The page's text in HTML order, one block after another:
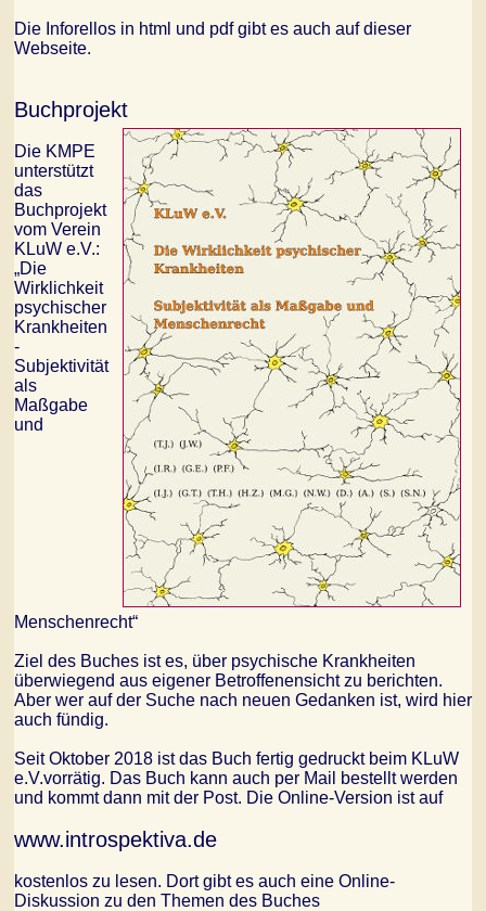
Die Inforellos in html und pdf gibt es auch auf dieser
Webseite.
Buchprojekt
Die KMPE
unterstützt
das
Buchprojekt
vom Verein
KLuW e.V.:
„Die
Wirklichkeit
psychischer
Krankheiten
-
Subjektivität
als
Maßgabe
und
Menschenrecht“
Ziel des Buches ist es, über psychische Krankheiten
überwiegend aus eigener Betroffenensicht zu berichten.
Aber wer auf der Suche nach neuen Gedanken ist, wird hier
auch fündig.
Seit Oktober 2018 ist das Buch fertig gedruckt beim KLuW
e.V.vorrätig. Das Buch kann auch per Mail bestellt werden
und kommt dann mit der Post. Die Online-Version ist auf
www.introspektiva.de
kostenlos zu lesen. Dort gibt es auch eine Online-
Diskussion zu den Themen des Buches